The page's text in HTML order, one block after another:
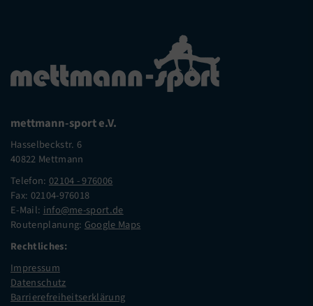
mettmann-sport e.V.
Hasselbeckstr. 6
40822 Mettmann
Telefon: 02104 - 976006
Fax: 02104-976018
E-Mail: info@me-sport.de
Routenplanung: Google Maps
Rechtliches:
Impressum
Datenschutz
Barrierefreiheitserklärung